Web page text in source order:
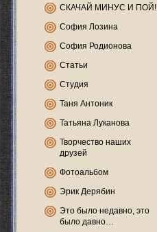
СКАЧАЙ МИНУС И ПОЙ!
София Лозина
София Родионова
Статьи
Студия
Таня Антоник
Татьяна Луканова
Творчество наших
друзей
Фотоальбом
Эрик Дерябин
Это было недавно, это
было давно…